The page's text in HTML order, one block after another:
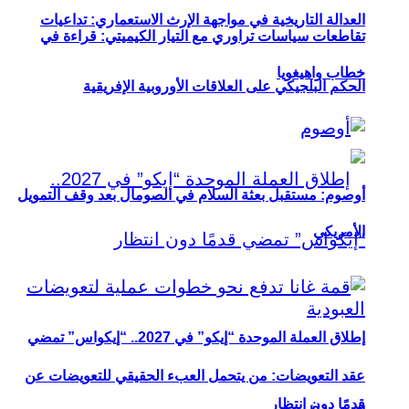
العدالة التاريخية في مواجهة الإرث الاستعماري: تداعيات
الحكم البلجيكي على العلاقات الأوروبية الإفريقية
إطلاق العملة الموحدة “إيكو” في 2027.. “إيكواس” تمضي
قدمًا دون انتظار
تقاطعات سياسات تراوري مع التيار الكيميتي: قراءة في
خطاب واهيغويا
أوصوم: مستقبل بعثة السلام في الصومال بعد وقف التمويل
الأمريكي
عقد التعويضات: من يتحمل العبء الحقيقي للتعويضات عن